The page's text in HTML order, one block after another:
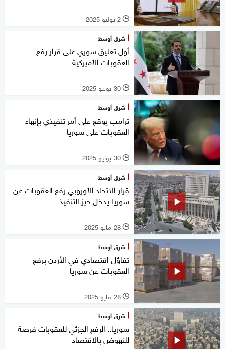
l 2 يوليو 2025
شرق أوسط
أول تعليق سوري على قرار رفع
العقوبات الأميركية
l 30 يونيو 2025
شرق أوسط
ترامب يوقع على أمر تنفيذي بإنهاء
العقوبات على سوريا
l 30 يونيو 2025
شرق أوسط
قرار الاتحاد الأوروبي رفع العقوبات عن
سوريا يدخل حيز التنفيذ
l 28 مايو 2025
شرق أوسط
تفاؤل اقتصادي في الأردن برفع
العقوبات عن سوريا
l 28 مايو 2025
شرق أوسط
سوريا.. الرفع الجزئي للعقوبات فرصة
للنهوض بالاقتصاد